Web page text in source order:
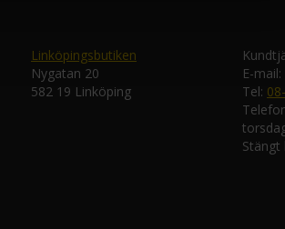
Linköpingsbutiken
Nygatan 20
582 19 Linköping
E-mail:
Tel:
Stängt